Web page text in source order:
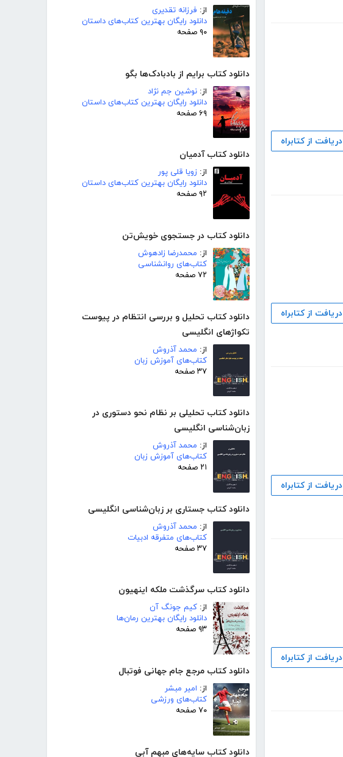
از: فرزانه تقدیری
دانلود رایگان بهترین کتاب‌های داستان
۹۰ صفحه
دانلود کتاب برایم از بادبادک‌ها بگو
از: نوشین جم نژاد
دانلود رایگان بهترین کتاب‌های داستان
۶۹ صفحه
دانلود کتاب آدمیان
از: زویا قلی پور
دانلود رایگان بهترین کتاب‌های داستان
۹۲ صفحه
دانلود کتاب در جستجوی خویش‌تن
از: محمدرضا زادهوش
کتاب‌های روانشناسی
۷۲ صفحه
دانلود کتاب تحلیل و بررسی انتظام در پیوست
تکواژهای انگلیسی
از: محمد آذروش
کتاب‌های آموزش زبان
۳۷ صفحه
دانلود کتاب تحلیلی بر نظام نحو دستوری در
زبان‌شناسی انگلیسی
از: محمد آذروش
کتاب‌های آموزش زبان
۲۱ صفحه
دانلود کتاب جستاری بر زبان‌شناسی انگلیسی
از: محمد آذروش
کتاب‌های متفرقه ادبیات
۳۷ صفحه
دانلود کتاب سرگذشت ملکه اینهیون
از: کیم جونگ آن
دانلود رایگان بهترین رمان‌ها
۹۳ صفحه
دانلود کتاب مرجع جام جهانی فوتبال
از: امیر مبشر
کتاب‌های ورزشی
۷۰ صفحه
دانلود کتاب سایه‌های مبهم آبی
دریافت از کتابراه
دریافت از کتابراه
دریافت از کتابراه
دریافت از کتابراه